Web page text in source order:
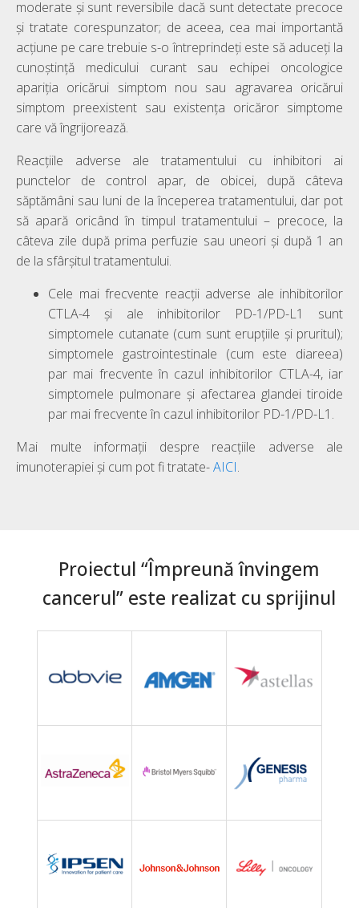
moderate și sunt reversibile dacă sunt detectate precoce
și tratate corespunzator; de aceea, cea mai importantă
acțiune pe care trebuie s-o întreprindeți este să aduceți la
cunoștință medicului curant sau echipei oncologice
apariția oricărui simptom nou sau agravarea oricărui
simptom preexistent sau existența oricăror simptome
care vă îngrijorează.
Reacțiile adverse ale tratamentului cu inhibitori ai
punctelor de control apar, de obicei, după câteva
săptămâni sau luni de la începerea tratamentului, dar pot
să apară oricând în timpul tratamentului – precoce, la
câteva zile după prima perfuzie sau uneori și după 1 an
de la sfârșitul tratamentului.
Cele mai frecvente reacții adverse ale inhibitorilor
CTLA-4 și ale inhibitorilor PD-1/PD-L1 sunt
simptomele cutanate (cum sunt erupțiile și pruritul);
simptomele gastrointestinale (cum este diareea)
par mai frecvente în cazul inhibitorilor CTLA-4, iar
simptomele pulmonare și afectarea glandei tiroide
par mai frecvente în cazul inhibitorilor PD-1/PD-L1.
Mai multe informații despre reacțiile adverse ale
imunoterapiei și cum pot fi tratate-AICI.
Proiectul “Împreună învingem
cancerul” este realizat cu sprijinul